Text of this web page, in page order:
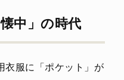
中」の時代
衣服に「ポケット」が